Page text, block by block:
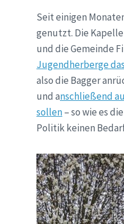
Seit einigen
genutzt. Die
und die Gemeinde
Jugendherberge
also die Bagger
und anschließend
sollen– so wie es
Politik keinen